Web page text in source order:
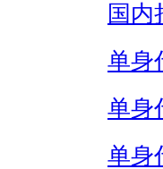
国内
单身
单身
单身